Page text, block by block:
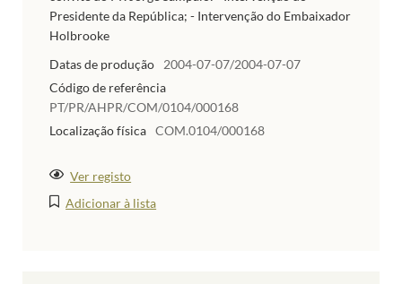
Presidente da República; - Intervenção do Embaixador
Holbrooke
Datas de produção
2004-07-07/2004-07-07
Código de referência
PT/PR/AHPR/COM/0104/000168
Localização física COM.0104/000168
Ver registo
Adicionar à lista